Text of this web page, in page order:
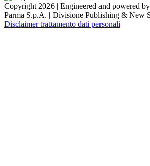
Copyright 2026 | Engineered and powered
Parma S.p.A. | Divisione Publishing & New
Disclaimer trattamento dati personali